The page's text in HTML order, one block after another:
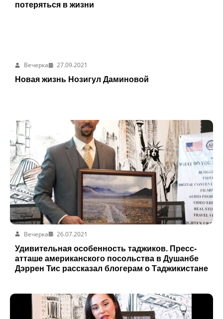
потеряться в жизни
Вечерка
27.09.2021
Новая жизнь Нозигул Даминовой
Вечерка
26.07.2021
Удивительная особенность таджиков. Пресс-
атташе американского посольства в Душанбе
Дэррен Тис рассказал блогерам о Таджикистане